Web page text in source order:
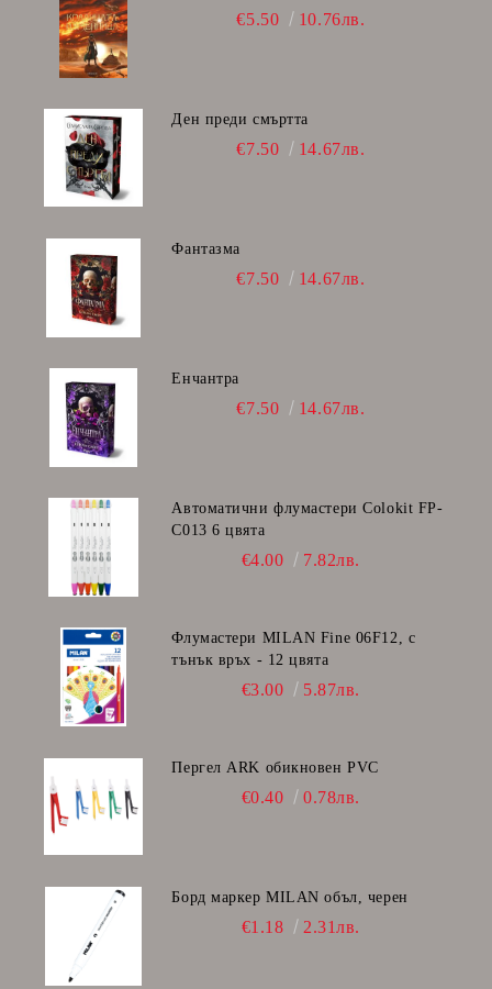
€5.50 10.76лв.
Ден преди смъртта
€7.50 14.67лв.
Фантазма
€7.50 14.67лв.
Енчантра
€7.50 14.67лв.
Автоматични флумастери Colokit FP-
C013 6 цвята
€4.00 7.82лв.
Флумастери MILAN Fine 06F12, с
тънък връх - 12 цвята
€3.00 5.87лв.
Пергел ARK обикновен PVC
€0.40 0.78лв.
Борд маркер MILAN объл, черен
€1.18 2.31лв.